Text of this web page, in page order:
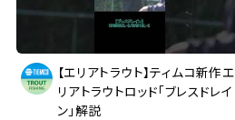
【エリアトラウト】ティムコ新作エ
リアトラウトロッド「ブレスドレイ
ン」解説